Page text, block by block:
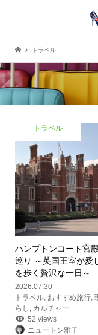
トラベル
トラベル
ハンプトンコート宮
巡り ～英国王室が愛
を歩く贅沢な一日～
2026.07.30
トラベル, おすすめ旅行,
らし
カルチャー
52 views
ニュートン雅子